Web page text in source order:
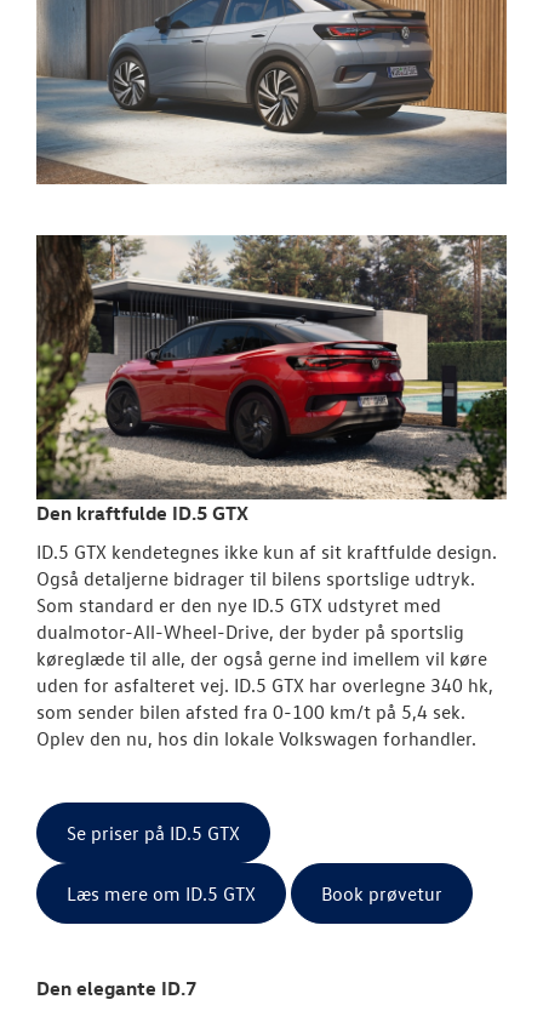
Den kraftfulde ID.5 GTX
ID.5 GTX kendetegnes ikke kun af sit kraftfulde design.
Også detaljerne bidrager til bilens sportslige udtryk.
Som standard er den nye ID.5 GTX udstyret med
dualmotor-All-Wheel-Drive, der byder på sportslig
køreglæde til alle, der også gerne ind imellem vil køre
uden for asfalteret vej. ID.5 GTX har overlegne 340 hk,
som sender bilen afsted fra 0-100 km/t på 5,4 sek.
Oplev den nu, hos din lokale Volkswagen forhandler.
Se priser på ID.5 GTX
Læs mere om ID.5 GTX Book prøvetur
Den elegante ID.7